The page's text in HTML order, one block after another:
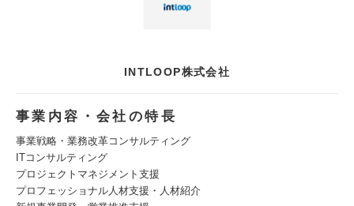
INTLOOP株式会社
事業内容・会社の特長
事業戦略・業務改革コンサルティング
ITコンサルティング
プロジェクトマネジメント支援
プロフェッショナル人材支援・人材紹介